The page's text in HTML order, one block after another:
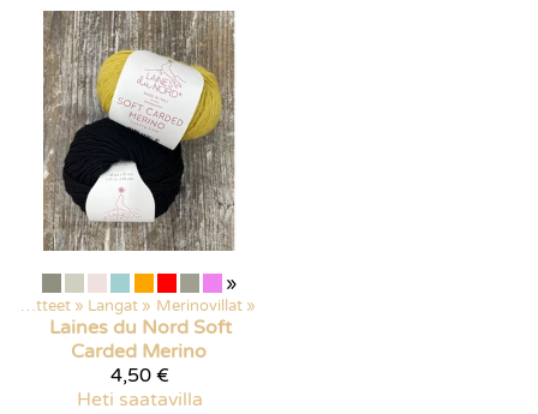
»
Kaikki tuotteet ‪» Langat ‪» Merinovillat ‪»
Laines du Nord Soft
Carded Merino
4,50 €
Heti saatavilla